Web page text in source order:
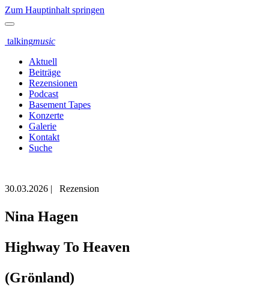
Zum Hauptinhalt springen
talkingmusic
Aktuell
Beiträge
Rezensionen
Podcast
Basement Tapes
Konzerte
Galerie
Kontakt
Suche
30.03.2026 | Rezension
Nina Hagen
Highway To Heaven
(Grönland)